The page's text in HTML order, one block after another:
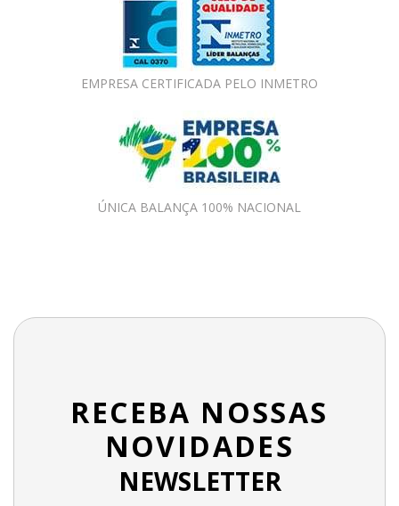
EMPRESA CERTIFICADA PELO INMETRO
ÚNICA BALANÇA 100% NACIONAL
RECEBA NOSSAS
NOVIDADES
NEWSLETTER